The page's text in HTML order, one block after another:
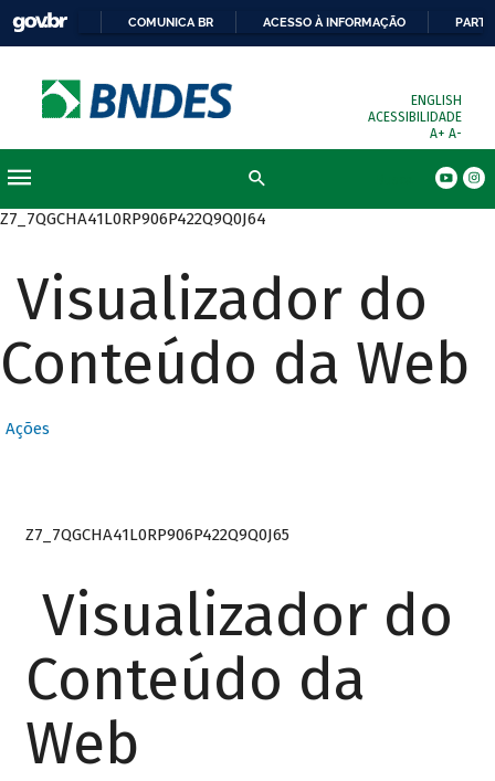
COMUNICA BR ACESSO À INFORMAÇÃO
ENGLISH
ACESSIBILIDADE
A+ A-
Z7_7QGCHA41L0RP906P422Q9Q0J64
Visualizador do
Conteúdo da Web
Ações
Z7_7QGCHA41L0RP906P422Q9Q0J65
Visualizador do
Conteúdo da
Web